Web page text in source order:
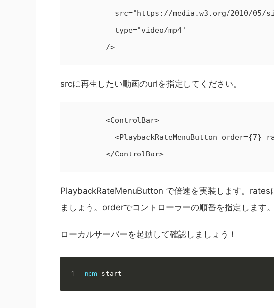
        />
srcに再生したい動画のurlを指定してください。
        </ControlBar>
PlaybackRateMenuButton で倍速を実装します。rates
ましょう。orderでコントローラーの順番を指定します
ローカルサーバーを起動して確認しましょう！
npm start